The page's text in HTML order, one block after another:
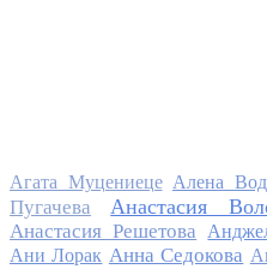
Агата Муцениеце Алена
Пугачева
Анастасия
Анастасия Решетова
Ани Лорак Анна Седокова